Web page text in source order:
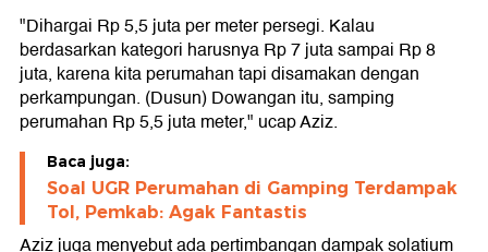
"Dihargai Rp 5,5 juta per meter persegi. Kalau
berdasarkan kategori harusnya Rp 7 juta sampai Rp 8
juta, karena kita perumahan tapi disamakan dengan
perkampungan. (Dusun) Dowangan itu, samping
perumahan Rp 5,5 juta meter," ucap Aziz.
Baca juga:
Soal UGR Perumahan di Gamping Terdampak
Tol, Pemkab: Agak Fantastis
Aziz juga menyebut ada pertimbangan dampak solatium